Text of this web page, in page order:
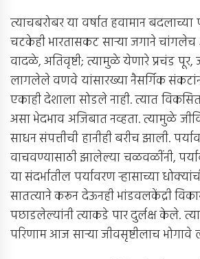
त्याचबरोबर या वर्षात हवामान बदलाच्या
चटकेही भारतासकट सार्‍या जगाने
वादळे, अतिवृष्टी; त्यामुळे येणारे प्रचंड पूर,
लागलेले वणवे यांसारख्या नैसर्गिक
एकाही देशाला सोडले नाही. त्यात
असा भेदभाव अजिबात नव्हता. त्यामुळे
साधन संपत्तीची हानीही बरीच झाली.
वाचवण्यासाठी झालेल्या चळवळींनी,
या संदर्भातील पर्यावरण र्‍हासाच्या
सातत्याने करून देऊनही भांडवलकेंद्री
पछाडलेल्यांनी त्याकडे पार दुर्लक्ष केले.
परिणाम आज सार्‍या जीवसृष्टीलाच